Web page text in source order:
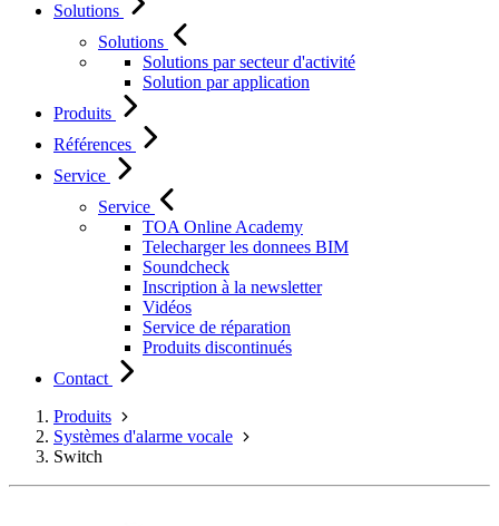
Solutions
Solutions
Solutions par secteur d'activité
Solution par application
Produits
Références
Service
Service
TOA Online Academy
Telecharger les donnees BIM
Soundcheck
Inscription à la newsletter
Vidéos
Service de réparation
Produits discontinués
Contact
Produits
Systèmes d'alarme vocale
Switch